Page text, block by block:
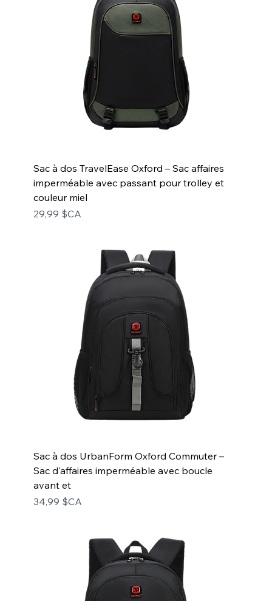
Sac à dos TravelEase Oxford – Sac affaires
imperméable avec passant pour trolley et
couleur miel
Prix
29,99 $CA
Sac à dos UrbanForm Oxford Commuter –
Sac d'affaires imperméable avec boucle
avant et
Prix
34,99 $CA